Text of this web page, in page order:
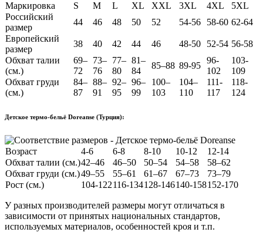
Маркировка S M L XL XXL 3XL 4XL
5XL
Российский
размер
44 46 48 50 52 54-56 58-60 62-64
Европейский
размер
38 40 42 44 46 48-50 52-54 56-58
Обхват талии
(см.)
69–
72
73–
76
77–
80
81–
84
85–88 89-95
96-
102
103-
109
Обхват груди
(см.)
84–
87
88–
91
92–
95
96–
99
100–
103
104–
110
111-
117
118-
124
Детское термо-бельё Doreanse (Турция):
Возраст 4-6 6-8 8-10 10-12
12-14
Обхват талии (см.)42–46 46–50 50–54 54–58
58–62
Обхват груди (см.)49–55 55–61 61–67 67–73
73–79
Рост (см.)
104-122116-134128-146140-158152-170
У разных производителей размеры могут отличаться в
зависимости от принятых национальных стандартов,
используемых материалов, особенностей кроя и т.п.